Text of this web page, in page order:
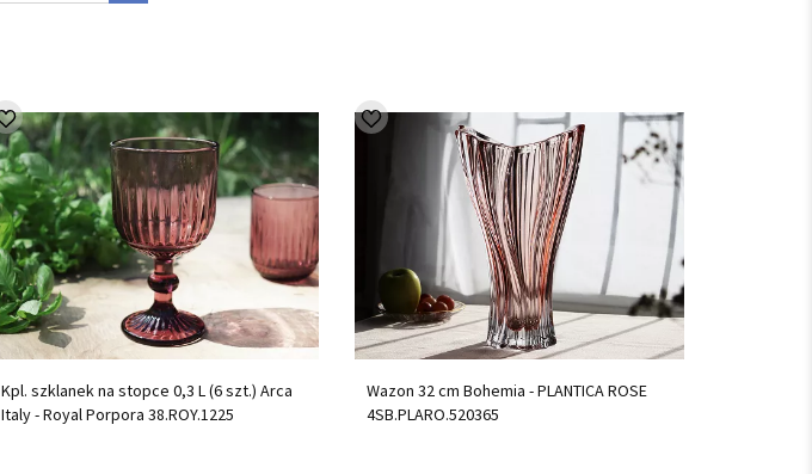
Kpl. szklanek na stopce 0,3 L (6 szt.) Arca
Italy - Royal Porpora 38.ROY.1225
Wazon 32 cm Bohemia - PLANTICA ROSE
4SB.PLARO.520365